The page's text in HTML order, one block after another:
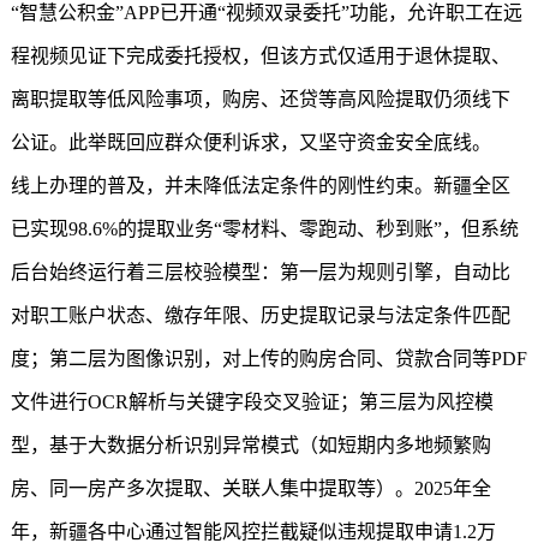
“智慧公积金”APP已开通“视频双录委托”功能，允许职工在远
程视频见证下完成委托授权，但该方式仅适用于退休提取、
离职提取等低风险事项，购房、还贷等高风险提取仍须线下
公证。此举既回应群众便利诉求，又坚守资金安全底线。
线上办理的普及，并未降低法定条件的刚性约束。新疆全区
已实现98.6%的提取业务“零材料、零跑动、秒到账”，但系统
后台始终运行着三层校验模型：第一层为规则引擎，自动比
对职工账户状态、缴存年限、历史提取记录与法定条件匹配
度；第二层为图像识别，对上传的购房合同、贷款合同等PDF
文件进行OCR解析与关键字段交叉验证；第三层为风控模
型，基于大数据分析识别异常模式（如短期内多地频繁购
房、同一房产多次提取、关联人集中提取等）。2025年全
年，新疆各中心通过智能风控拦截疑似违规提取申请1.2万